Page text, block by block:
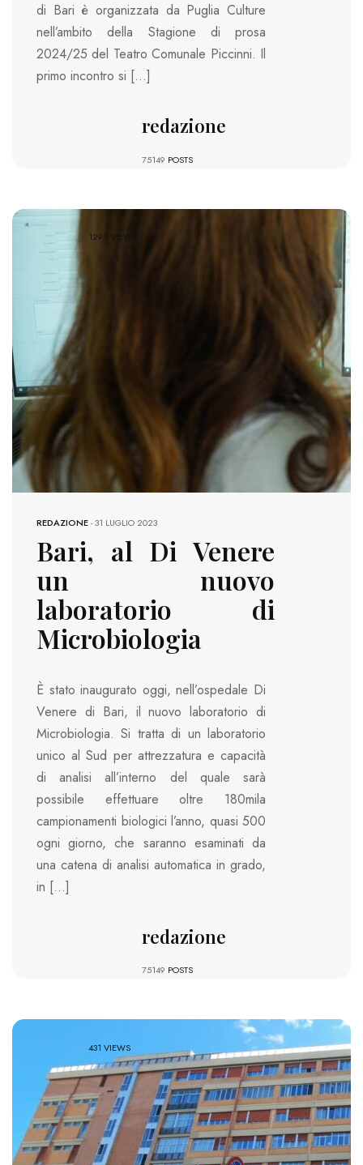
di Bari è organizzata da Puglia Culture
nell’ambito della Stagione di prosa
2024/25 del Teatro Comunale Piccinni. Il
primo incontro si […]
redazione
75149 POSTS
1295 VIEWS
REDAZIONE-31 LUGLIO 2023
Bari, al Di Venere
un nuovo
laboratorio di
Microbiologia
È stato inaugurato oggi, nell’ospedale Di
Venere di Bari, il nuovo laboratorio di
Microbiologia. Si tratta di un laboratorio
unico al Sud per attrezzatura e capacità
di analisi all’interno del quale sarà
possibile effettuare oltre 180mila
campionamenti biologici l’anno, quasi 500
ogni giorno, che saranno esaminati da
una catena di analisi automatica in grado,
in […]
redazione
75149 POSTS
431 VIEWS